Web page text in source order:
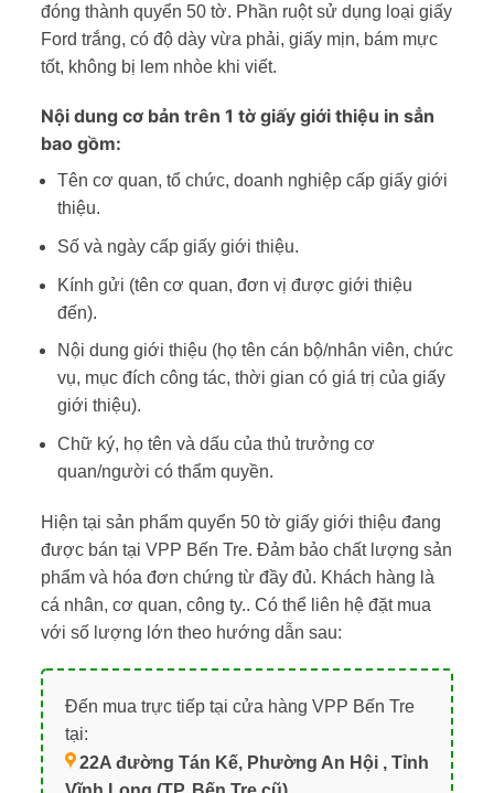
đóng thành quyển 50 tờ. Phần ruột sử dụng loại giấy
Ford trắng, có độ dày vừa phải, giấy mịn, bám mực
tốt, không bị lem nhòe khi viết.
Nội dung cơ bản trên 1 tờ giấy giới thiệu in sẳn
bao gồm:
Tên cơ quan, tổ chức, doanh nghiệp cấp giấy giới
thiệu.
Số và ngày cấp giấy giới thiệu.
Kính gửi (tên cơ quan, đơn vị được giới thiệu
đến).
Nội dung giới thiệu (họ tên cán bộ/nhân viên, chức
vụ, mục đích công tác, thời gian có giá trị của giấy
giới thiệu).
Chữ ký, họ tên và dấu của thủ trưởng cơ
quan/người có thẩm quyền.
Hiện tại sản phẩm quyển 50 tờ giấy giới thiệu đang
được bán tại VPP Bến Tre. Đảm bảo chất lượng sản
phẩm và hóa đơn chứng từ đầy đủ. Khách hàng là
cá nhân, cơ quan, công ty.. Có thể liên hệ đặt mua
với số lượng lớn theo hướng dẫn sau:
Đến mua trực tiếp tại cửa hàng VPP Bến Tre
tại:
22A đường Tán Kế, Phường An Hội , Tỉnh